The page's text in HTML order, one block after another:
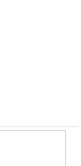
2020-02-27